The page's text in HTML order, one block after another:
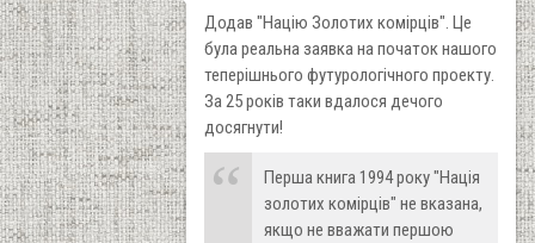
Додав "Націю Золотих комірців". Це
була реальна заявка на початок нашого
теперішнього футурологічного проекту.
За 25 років таки вдалося дечого
досягнути!
Перша книга 1994 року "Нація
золотих комірців" не вказана,
якщо не вважати першою